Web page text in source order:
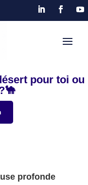
pour toi ou
profonde